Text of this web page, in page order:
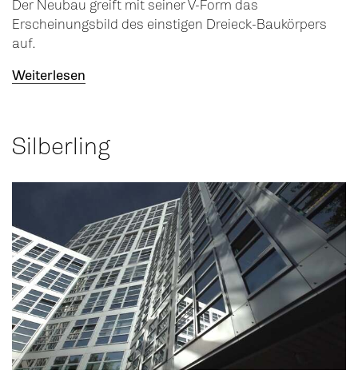
Der Neubau greift mit seiner V-Form das
Erscheinungsbild des einstigen Dreieck-Baukörpers
auf.
Weiterlesen
Silberling